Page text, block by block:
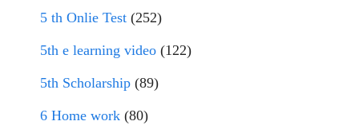
5 th Onlie Test (252)
5th e learning video (122)
5th Scholarship (89)
6 Home work (80)